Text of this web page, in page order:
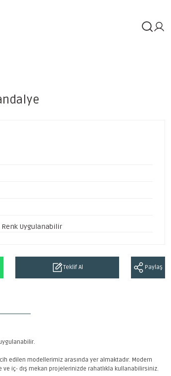
Uygulanabilir
Teklif Al Paylaş
edilen modellerimiz arasında yer almaktadır. Modern
iç- dış mekan projelerinizde rahatlıkla kullanabilirsiniz.